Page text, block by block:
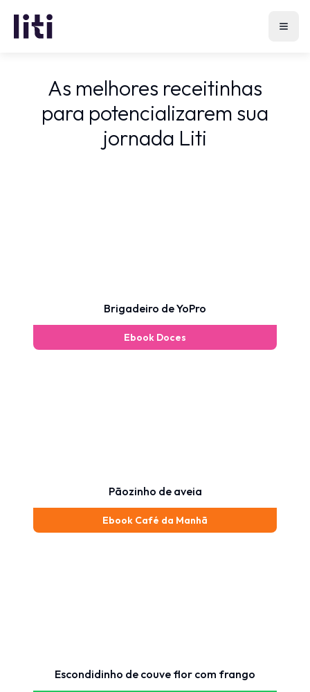
Início Ebooks
As melhores receitinhas
para potencializarem sua
jornada Liti
Brigadeiro de YoPro
Ebook Doces
Pãozinho de aveia
Ebook Café da Manhã
Escondidinho de couve flor com frango